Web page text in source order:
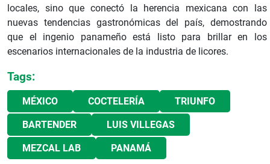
locales, sino que conectó la herencia mexicana con las
nuevas tendencias gastronómicas del país, demostrando
que el ingenio panameño está listo para brillar en los
escenarios internacionales de la industria de licores.
Tags:
MÉXICO COCTELERÍA TRIUNFO
BARTENDER LUIS VILLEGAS
MEZCAL LAB PANAMÁ